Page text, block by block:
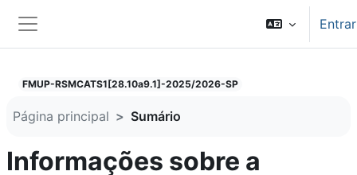
Painel lateral
Entrar
FMUP-RSMCATS1[28.10a9.1]-2025/2026-SP
Página principal Sumário
Informações sobre a